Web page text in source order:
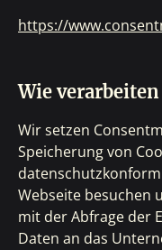
https://
Wie
Wir setzen
Speicherung von
Webseite besuchen
mit der Abfrage der
Daten an das